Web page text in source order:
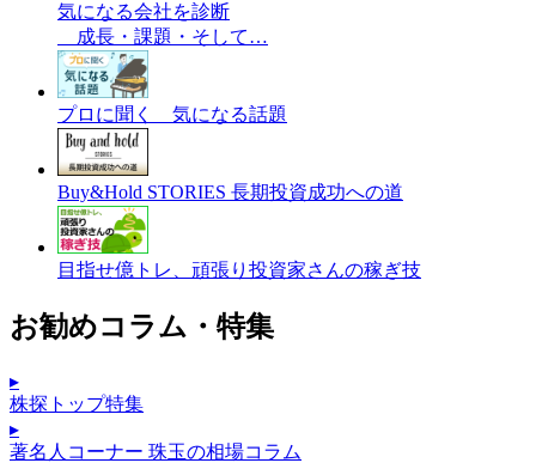
気になる会社を診断
成長・課題・そして…
プロに聞く 気になる話題
Buy&Hold STORIES 長期投資成功への道
目指せ億トレ、頑張り投資家さんの稼ぎ技
お勧めコラム・特集
▸
株探トップ特集
▸
著名人コーナー 珠玉の相場コラム